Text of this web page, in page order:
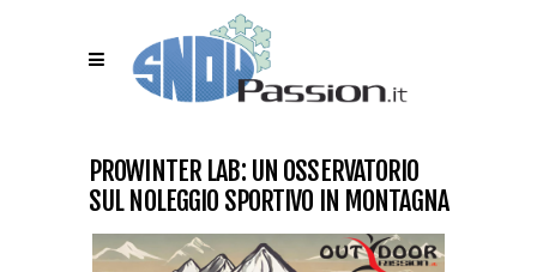
PROWINTER LAB: UN OSSERVATORIO
SUL NOLEGGIO SPORTIVO IN MONTAGNA